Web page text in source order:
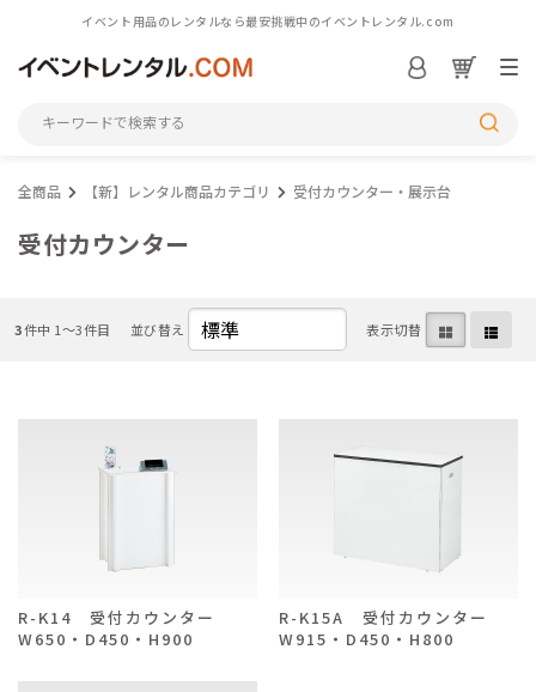
イベント用品のレンタルなら最安挑戦中のイベントレンタル.com
ログイン／会員登録
ご注文ガイド
お支払いについて
全商品 【新】レンタル商品カテゴリ 受付カウンター・展示台
受付カウンター
3件中 1〜3件目 並び替え 表示切替
R-K14 受付カウンター
W650・D450・H900
R-K15A 受付カウンター
W915・D450・H800